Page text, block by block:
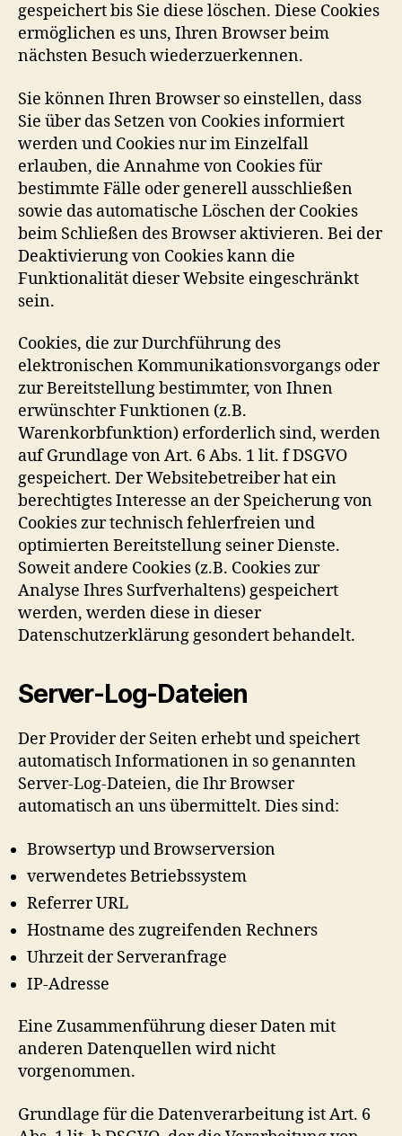
gespeichert bis Sie diese löschen. Diese Cookies
ermöglichen es uns, Ihren Browser beim
nächsten Besuch wiederzuerkennen.
Sie können Ihren Browser so einstellen, dass
Sie über das Setzen von Cookies informiert
werden und Cookies nur im Einzelfall
erlauben, die Annahme von Cookies für
bestimmte Fälle oder generell ausschließen
sowie das automatische Löschen der Cookies
beim Schließen des Browser aktivieren. Bei der
Deaktivierung von Cookies kann die
Funktionalität dieser Website eingeschränkt
sein.
Cookies, die zur Durchführung des
elektronischen Kommunikationsvorgangs oder
zur Bereitstellung bestimmter, von Ihnen
erwünschter Funktionen (z.B.
Warenkorbfunktion) erforderlich sind, werden
auf Grundlage von Art. 6 Abs. 1 lit. f DSGVO
gespeichert. Der Websitebetreiber hat ein
berechtigtes Interesse an der Speicherung von
Cookies zur technisch fehlerfreien und
optimierten Bereitstellung seiner Dienste.
Soweit andere Cookies (z.B. Cookies zur
Analyse Ihres Surfverhaltens) gespeichert
werden, werden diese in dieser
Datenschutzerklärung gesondert behandelt.
Server-Log-Dateien
Der Provider der Seiten erhebt und speichert
automatisch Informationen in so genannten
Server-Log-Dateien, die Ihr Browser
automatisch an uns übermittelt. Dies sind:
Browsertyp und Browserversion
verwendetes Betriebssystem
Referrer URL
Hostname des zugreifenden Rechners
Uhrzeit der Serveranfrage
IP-Adresse
Eine Zusammenführung dieser Daten mit
anderen Datenquellen wird nicht
vorgenommen.
Grundlage für die Datenverarbeitung ist Art. 6